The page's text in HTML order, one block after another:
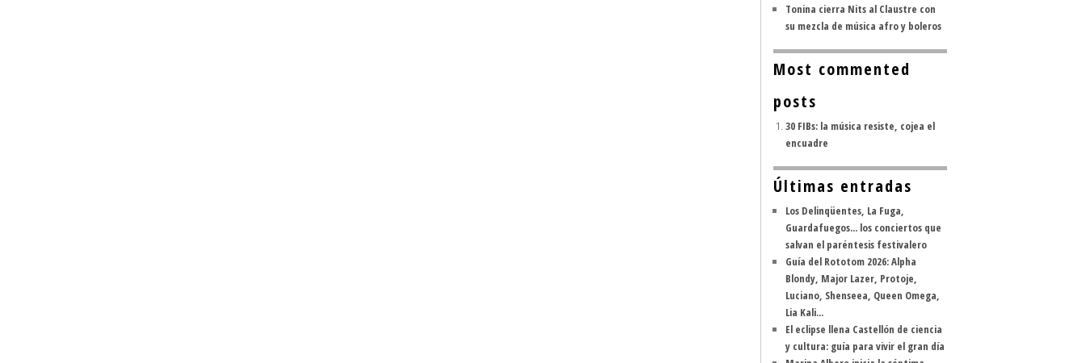
Tonina cierra Nits al Claustre con
su mezcla de música afro y boleros
Most commented
posts
30 FIBs: la música resiste, cojea el
encuadre
Últimas entradas
Los Delinqüentes, La Fuga,
Guardafuegos... los conciertos que
salvan el paréntesis festivalero
Guía del Rototom 2026: Alpha
Blondy, Major Lazer, Protoje,
Luciano, Shenseea, Queen Omega,
Lia Kali...
El eclipse llena Castellón de ciencia
y cultura: guía para vivir el gran día